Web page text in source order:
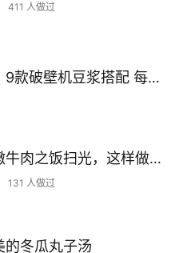
411 人做过
节后！9款破壁机豆浆搭配 每天不重样喝出好状态！
土豆燉牛肉之饭扫光，这样做也太香了吧，还没出锅已是浓香四溢了
131 人做过
的冬瓜丸子汤